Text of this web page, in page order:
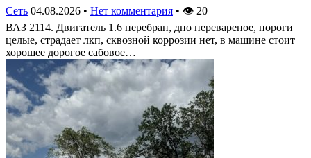
Сеть 04.08.2026 • Нет комментария • 👁 20
ВАЗ 2114. Двигатель 1.6 перебран, дно перевареное, пороги
целые, страдает лкп, сквозной коррозии нет, в машине стоит
хорошее дорогое сабовое…